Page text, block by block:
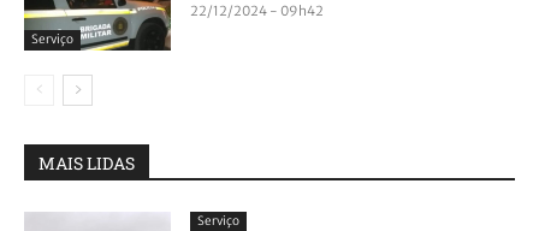
Serviço
22/12/2024 - 09h42
MAIS LIDAS
Serviço